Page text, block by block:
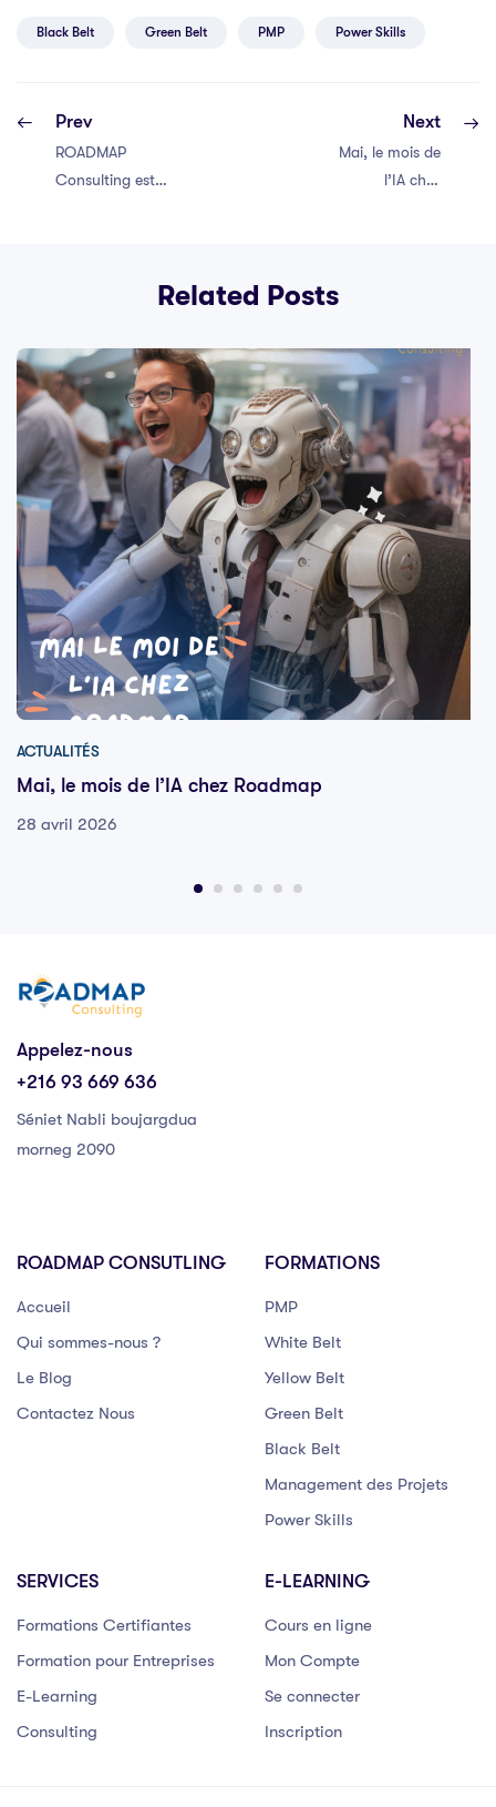
Black Belt Green Belt PMP Power Skills
Prev
ROADMAP
Consulting est
Next
Mai, le mois de
l’IA chez
Related Posts
ACTUALITÉS
Mai, le mois de l’IA chez Roadmap
28 avril 2026
Appelez-nous
+216 93 669 636
Séniet Nabli boujargdua
morneg 2090
ROADMAP CONSUTLING
Accueil
Qui sommes-nous ?
Le Blog
Contactez Nous
FORMATIONS
PMP
White Belt
Yellow Belt
Green Belt
Black Belt
Management des Projets
Power Skills
SERVICES
Formations Certifiantes
Formation pour Entreprises
E-Learning
Consulting
E-LEARNING
Cours en ligne
Mon Compte
Se connecter
Inscription